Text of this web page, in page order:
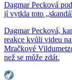
Dagmar Pecková
jí vytkla toto
Dagmar Pecková,
reakce kvůli videu
Mračkové
než se může zdát.